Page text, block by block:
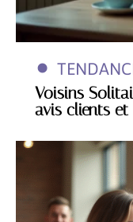
Voisins
avis clients